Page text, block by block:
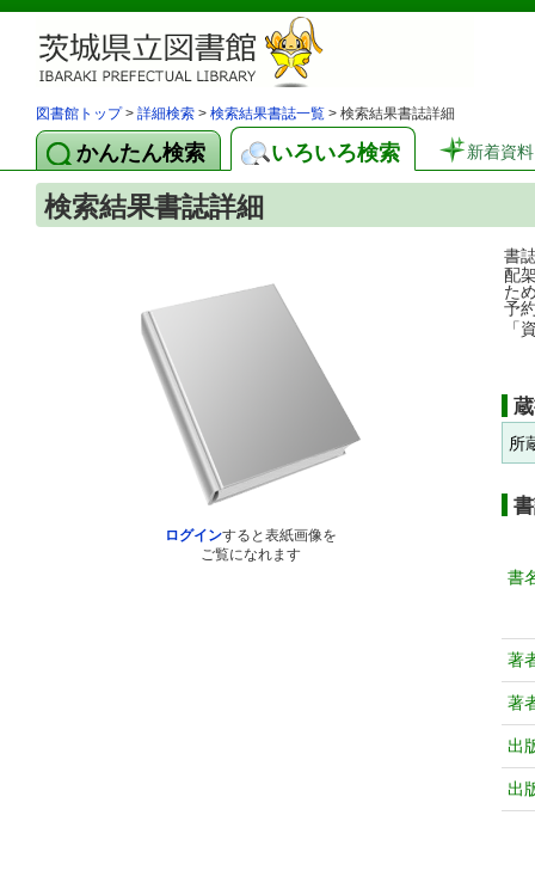
図書館トップ> 詳細検索 > 検索結果書誌一覧 > 検索結果書誌詳細
かんたん検索 いろいろ検索 新着資料
検索結果書誌詳細
ログインすると表紙画像を
ご覧になれます
書
配
た
予
「
所
書
著
著
出
出